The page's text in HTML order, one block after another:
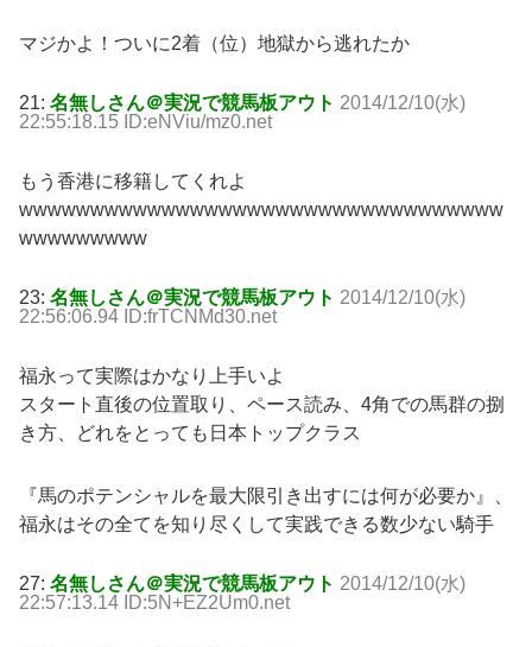
マジかよ！ついに2着（位）地獄から逃れたか
21: 名無しさん＠実況で競馬板アウト 2014/12/10(水)
22:55:18.15 ID:eNViu/mz0.net
もう香港に移籍してくれよ
wwwwwwwwwwwwwwwwwwwwwwwwwwwwwwwwww
wwwwwwwww
23: 名無しさん＠実況で競馬板アウト 2014/12/10(水)
22:56:06.94 ID:frTCNMd30.net
福永って実際はかなり上手いよ
スタート直後の位置取り、ペース読み、4角での馬群の捌
き方、どれをとっても日本トップクラス
『馬のポテンシャルを最大限引き出すには何が必要か』、
福永はその全てを知り尽くして実践できる数少ない騎手
27: 名無しさん＠実況で競馬板アウト 2014/12/10(水)
22:57:13.14 ID:5N+EZ2Um0.net